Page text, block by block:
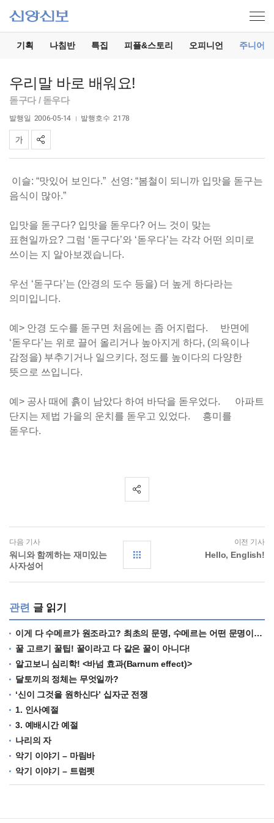
기획 나침반 특집 피플&스토리 오피니언 주니어
우리말 바로 배워요!
돋구다 / 돋우다
발행일 2006-05-14 발행호수 2178
이슬: “맛있어 보인다.” 선영: “봄철이 되니까 입맛을 돋구는
음식이 많아.”
입맛을 돋구다? 입맛을 돋우다? 어느 것이 맞는
표현일까요? 그럼 ‘돋구다’와 ‘돋우다’는 각각 어떤 의미로
쓰이는 지 알아보겠습니다.
우선 ‘돋구다’는 (안경의 도수 등을) 더 높게 하다라는
의미입니다.
예> 안경 도수를 돋구면 처음에는 좀 어지럽다. 반면에
‘돋우다’는 위로 끌어 올리거나 높아지게 하다, (의욕이나
감정을) 부추기거나 일으키다, 정도를 높이다의 다양한
뜻으로 쓰입니다.
예> 공사 때에 흙이 남았다 하여 바닥을 돋우었다. 아파트
단지는 제법 가을의 운치를 돋우고 있었다. 흥미를
돋우다.
다음 기사
워니와 함께하는 재미있는
사자성어
이전 기사
Hello, English!
관련 글 읽기
이게 다 수메르가 원조라고? 최초의 문명, 수메르는 어떤 문명이었을까?
꿀 고르기 꿀팁! 꿀이라고 다 같은 꿀이 아니다!
알고보니 심리학! <바넘 효과(Barnum effect)>
달토끼의 정체는 무엇일까?
‘신이 그것을 원하신다’ 십자군 전쟁
1. 인사예절
3. 예배시간 예절
나리의 자
악기 이야기 – 마림바
악기 이야기 – 트럼펫